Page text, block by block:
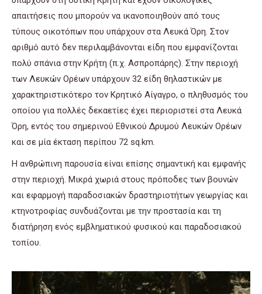
απαιτήσεις που μπορούν να ικανοποιηθούν από τους
τύπους οικοτόπων που υπάρχουν στα Λευκά Όρη. Στον
αριθμό αυτό δεν περιλαμβάνονται είδη που εμφανίζονται
πολύ σπάνια στην Κρήτη (π.χ. Ασπροπάρης). Στην περιοχή
των Λευκών Ορέων υπάρχουν 32 είδη θηλαστικών με
χαρακτηριστικότερο τον Κρητικό Αίγαγρο, ο πληθυσμός του
οποίου για πολλές δεκαετίες έχει περιοριστεί στα Λευκά
Όρη, εντός του σημερινού Εθνικού Δρυμού Λευκών Ορέων
και σε μία έκταση περίπου 72 sq.km.
Η ανθρώπινη παρουσία είναι επίσης σημαντική και εμφανής
στην περιοχή. Μικρά χωριά στους πρόποδες των βουνών
και εφαρμογή παραδοσιακών δραστηριοτήτων γεωργίας και
κτηνοτροφίας συνδυάζονται με την προστασία και τη
διατήρηση ενός εμβληματικού φυσικού και παραδοσιακού
τοπίου.